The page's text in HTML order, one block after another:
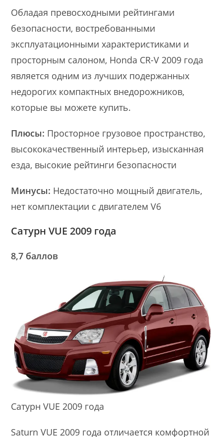
Обладая превосходными рейтингами
безопасности, востребованными
эксплуатационными характеристиками и
просторным салоном, Honda CR-V 2009 года
является одним из лучших подержанных
недорогих компактных внедорожников,
которые вы можете купить.
Плюсы: Просторное грузовое пространство,
высококачественный интерьер, изысканная
езда, высокие рейтинги безопасности
Минусы: Недостаточно мощный двигатель,
нет комплектации с двигателем V6
Сатурн VUE 2009 года
8,7 баллов
Сатурн VUE 2009 года
Saturn VUE 2009 года отличается комфортной